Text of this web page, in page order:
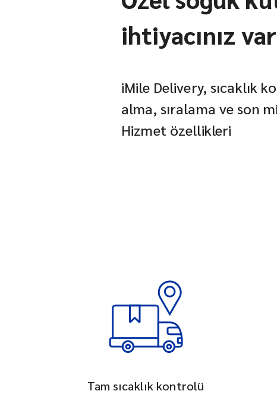
ihtiyacınız
iMile Delivery, sıcaklık
alma, sıralama ve son
Hizmet özellikleri
Tam sıcaklık kontrolü